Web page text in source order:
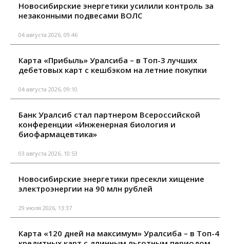
Новосибирские энергетики усилили контроль за
незаконными подвесами ВОЛС
04 августа 2026, 09:46
Карта «Прибыль» Уралсиба – в Топ-3 лучших
дебетовых карт с кешбэком на летние покупки
04 августа 2026, 09:10
Банк Уралсиб стал партнером Всероссийской
конференции «Инженерная биология и
биофармацевтика»
03 августа 2026, 10:53
Новосибирские энергетики пресекли хищение
электроэнергии на 90 млн рублей
29 июля 2026, 13:37
Карта «120 дней на максимум» Уралсиба – в Топ-4